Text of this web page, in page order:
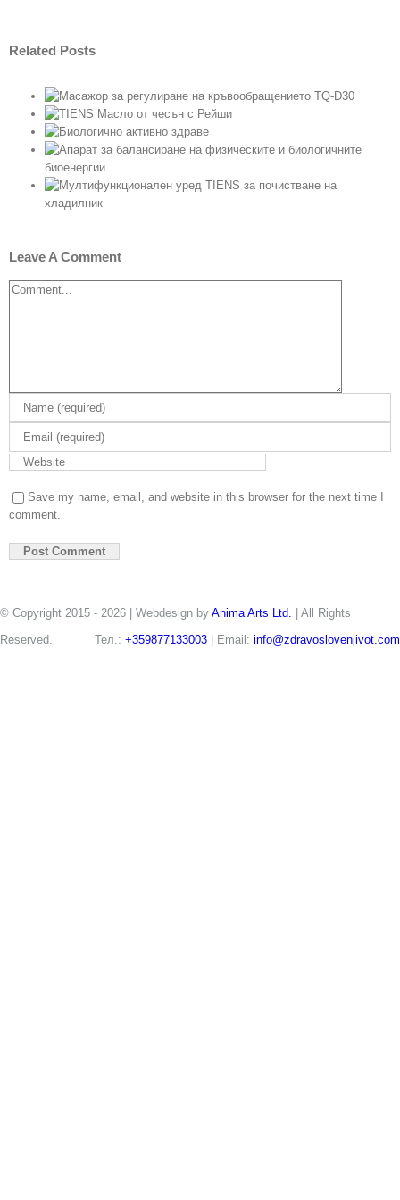
Related Posts
Leave A Comment
Comment
Save my name, email, and website in this browser for the next time I
comment.
© Copyright 2015 - 2026 | Webdesign by Anima Arts Ltd. | All Rights
Reserved.
Тел.: +359877133003 | Email: info@zdravoslovenjivot.com